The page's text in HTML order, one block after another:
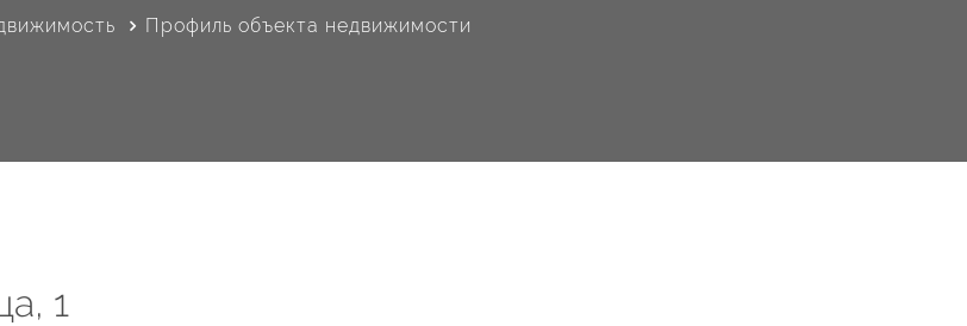
Профиль объекта недвижимости
1